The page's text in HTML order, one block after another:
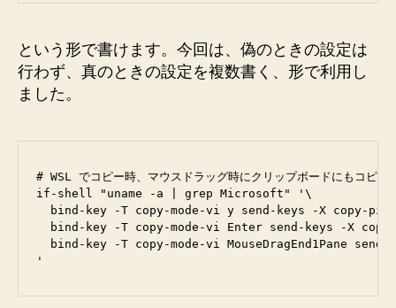
という形で書けます。今回は、偽のときの設定は
行わず、真のときの設定を複数書く、形で利用し
ました。
# WSL でコピー時、マウスドラッグ時にクリップボードにもコピー
if-shell "uname -a | grep Microsoft" '\
bind-key -T copy-mode-vi y send-keys -X copy-
bind-key -T copy-mode-vi Enter send-keys -X
bind-key -T copy-mode-vi MouseDragEnd1Pane